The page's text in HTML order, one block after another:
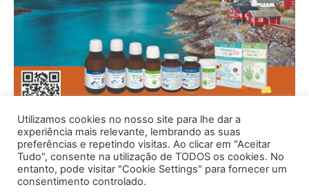
Utilizamos cookies no nosso site para lhe dar a
experiência mais relevante, lembrando as suas
preferências e repetindo visitas. Ao clicar em "Aceitar
Tudo", consente na utilização de TODOS os cookies. No
entanto, pode visitar "Cookie Settings" para fornecer um
consentimento controlado.